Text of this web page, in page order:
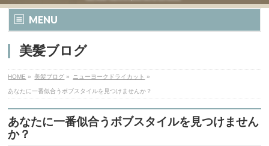
MENU
美髪ブログ
HOME » 美髪ブログ » ニューヨークドライカット »
あなたに一番似合うボブスタイルを見つけませんか？
あなたに一番似合うボブスタイルを見つけません
か？